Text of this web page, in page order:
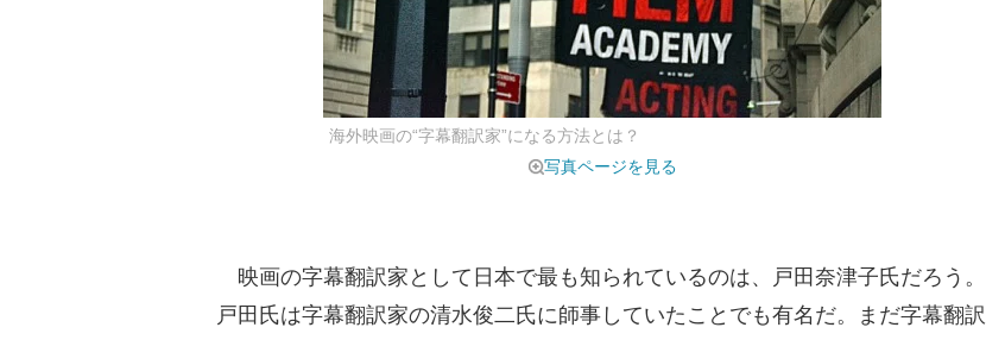
海外映画の“字幕翻訳家”になる方法とは？
写真ページを見る
映画の字幕翻訳家として日本で最も知られているのは、戸田奈津子氏だろう。
戸田氏は字幕翻訳家の清水俊二氏に師事していたことでも有名だ。まだ字幕翻訳